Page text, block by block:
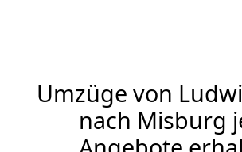
Umzüge von
nach Misburg